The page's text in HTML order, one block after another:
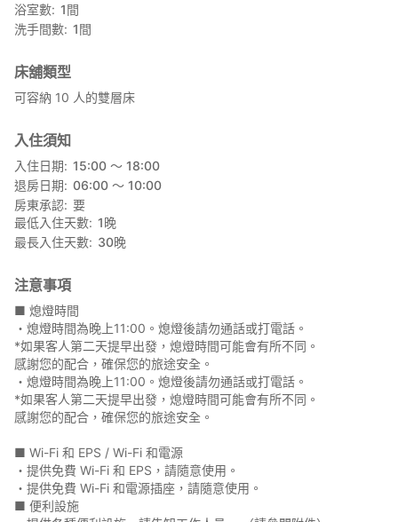
浴室數 1間
洗手間數 1間
床舖類型
可容納 10 人的雙層床
入住須知
入住日期
15:00 〜 18:00
退房日期
06:00 〜 10:00
房東承認
要
最低入住天數 1晚
最長入住天數
30晚
注意事項
■ 熄燈時間
・熄燈時間為晚上11:00。熄燈後請勿通話或打電話。
*如果客人第二天提早出發，熄燈時間可能會有所不同。
感謝您的配合，確保您的旅途安全。
・熄燈時間為晚上11:00。熄燈後請勿通話或打電話。
*如果客人第二天提早出發，熄燈時間可能會有所不同。
感謝您的配合，確保您的旅途安全。
■ Wi-Fi 和 EPS / Wi-Fi 和電源
・提供免費 Wi-Fi 和 EPS，請隨意使用。
・提供免費 Wi-Fi 和電源插座，請隨意使用。
■ 便利設施